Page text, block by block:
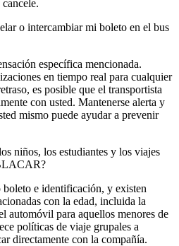
o intercambiar mi boleto en el bus
específica mencionada.
en tiempo real para cualquier
es posible que el transportista
con usted. Mantenerse alerta y
mismo puede ayudar a prevenir
niños, los estudiantes y los viajes
e identificación, y existen
con la edad, incluida la
automóvil para aquellos menores de
políticas de viaje grupales a
directamente con la compañía.